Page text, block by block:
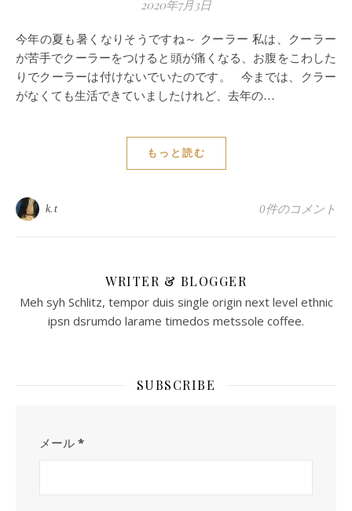
2020年7月3日
今年の夏も暑くなりそうですね～ クーラー 私は、クーラー
が苦手でクーラーをつけると頭が痛くなる、お腹をこわした
りでクーラーは付けないでいたのです。 今までは、クラー
がなくても生活できていましたけれど、去年の…
もっと読む
k.t 0件のコメント
WRITER & BLOGGER
Meh syh Schlitz, tempor duis single origin next level ethnic
ipsn dsrumdo larame timedos metssole coffee.
SUBSCRIBE
メール *